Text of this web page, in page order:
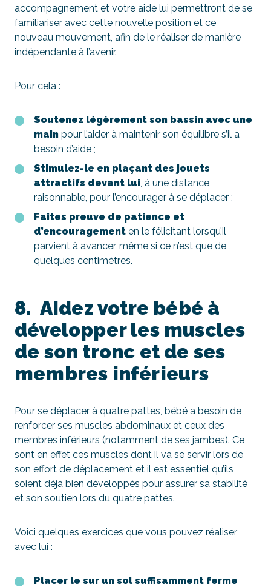
accompagnement et votre aide lui permettront de se
familiariser avec cette nouvelle position et ce
nouveau mouvement, afin de le réaliser de manière
indépendante à l’avenir.
Pour cela :
Soutenez légèrement son bassin avec une
main pour l’aider à maintenir son équilibre s’il a
besoin d’aide ;
Stimulez-le en plaçant des jouets
attractifs devant lui, à une distance
raisonnable, pour l’encourager à se déplacer ;
Faites preuve de patience et
d’encouragement en le félicitant lorsqu’il
parvient à avancer, même si ce n’est que de
quelques centimètres.
8. Aidez votre bébé à
développer les muscles
de son tronc et de ses
membres inférieurs
Pour se déplacer à quatre pattes, bébé a besoin de
renforcer ses muscles abdominaux et ceux des
membres inférieurs (notamment de ses jambes). Ce
sont en effet ces muscles dont il va se servir lors de
son effort de déplacement et il est essentiel qu’ils
soient déjà bien développés pour assurer sa stabilité
et son soutien lors du quatre pattes.
Voici quelques exercices que vous pouvez réaliser
avec lui :
Placer le sur un sol suffisamment ferme